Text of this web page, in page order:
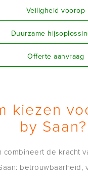
Veiligheid voorop
Duurzame
Offerte aanvraag
kiezen
by Saan?
combineert de kracht
betrouwbaarheid,